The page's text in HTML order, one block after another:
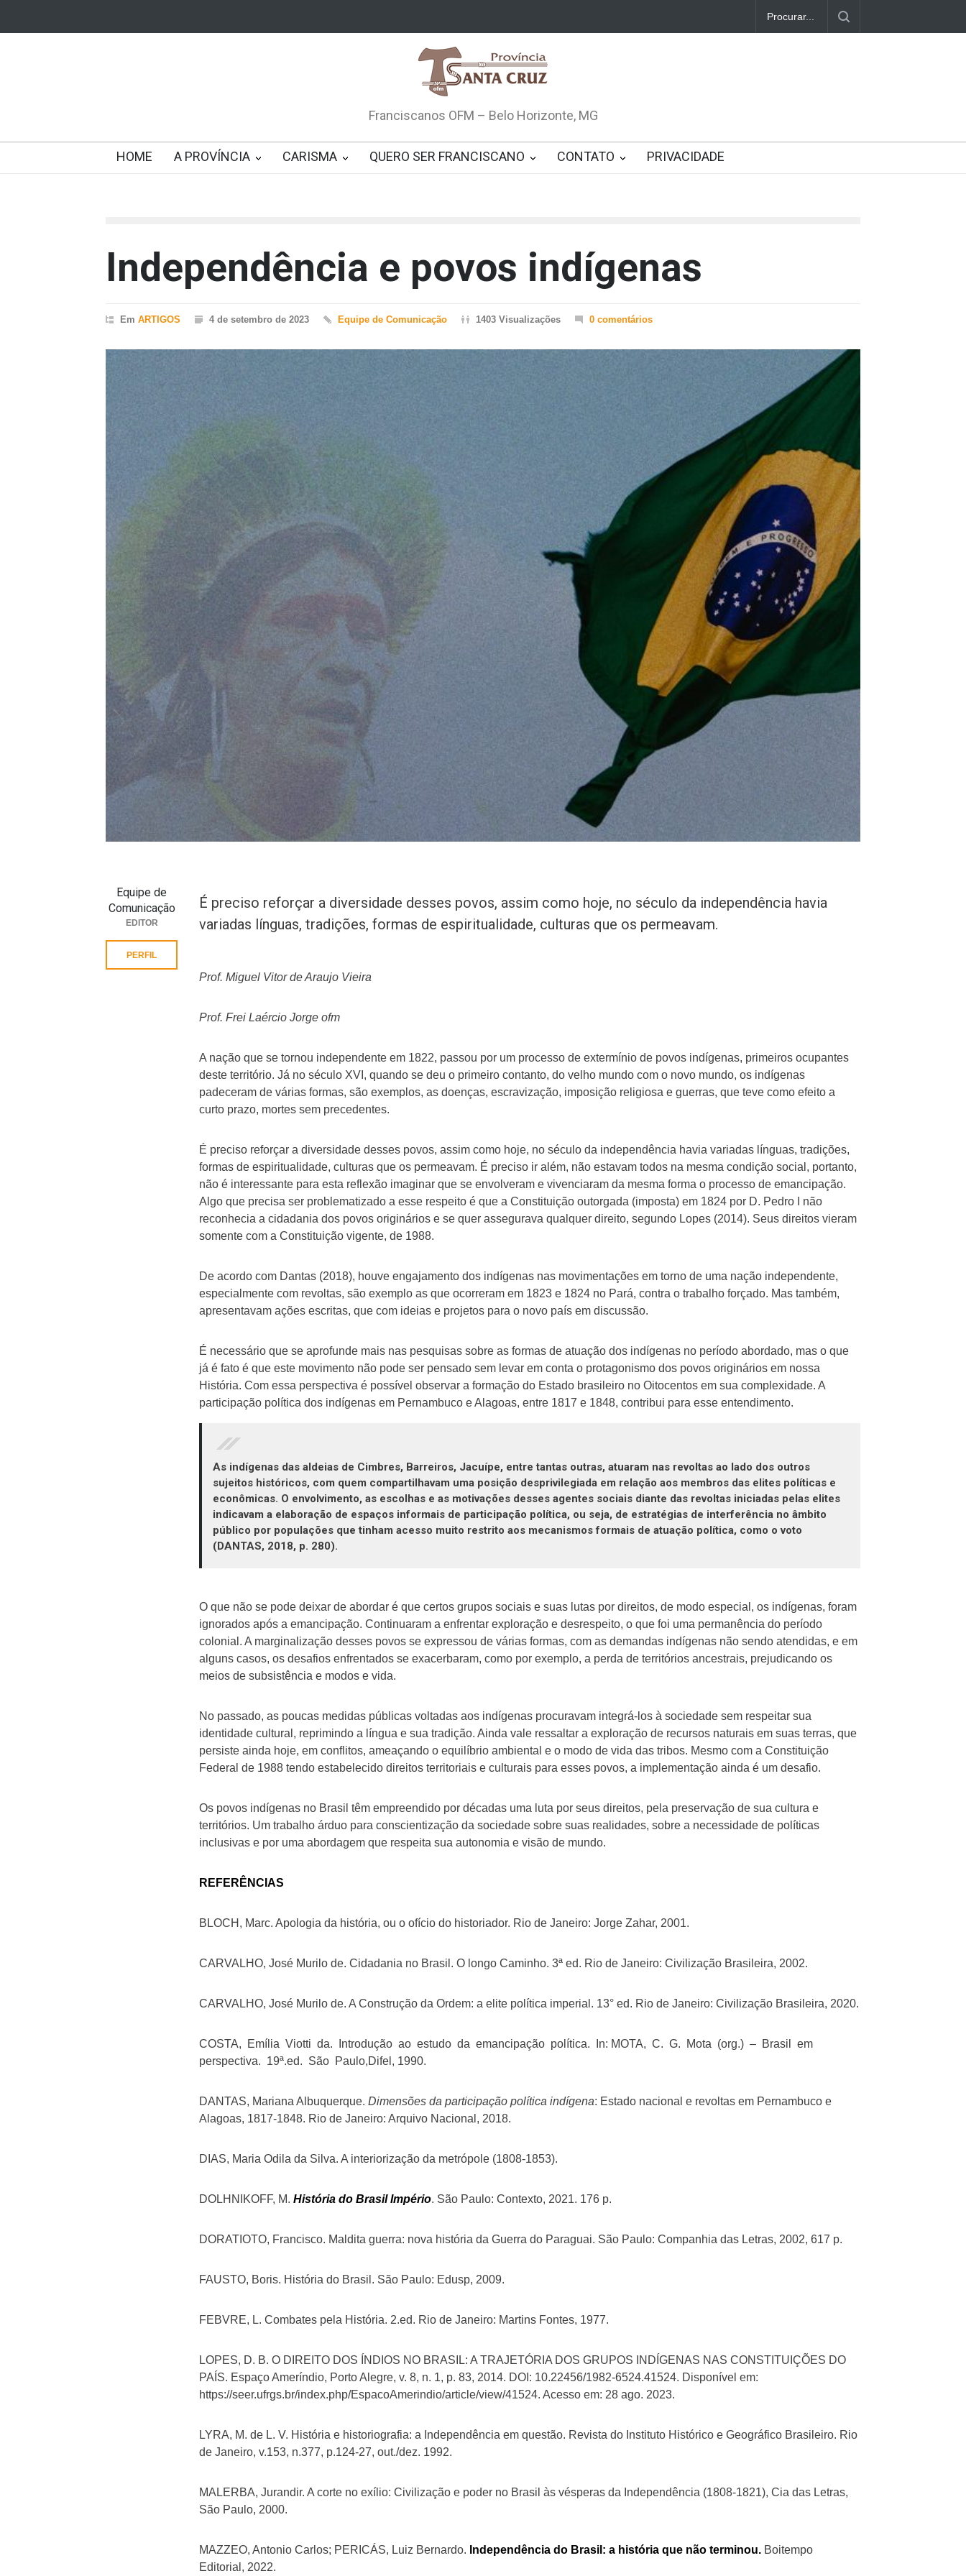
Franciscanos OFM – Belo Horizonte, MG
HOME A PROVÍNCIA CARISMA QUERO SER FRANCISCANO CONTATO PRIVACIDADE
Independência e povos indígenas
Em ARTIGOS 4 de setembro de 2023 Equipe de Comunicação 1403 Visualizações 0 comentários
É preciso reforçar a diversidade desses povos, assim como hoje, no século da independência havia
variadas línguas, tradições, formas de espiritualidade, culturas que os permeavam.
Prof. Miguel Vitor de Araujo Vieira
Prof. Frei Laércio Jorge ofm
A nação que se tornou independente em 1822, passou por um processo de extermínio de povos indígenas, primeiros ocupantes
deste território. Já no século XVI, quando se deu o primeiro contanto, do velho mundo com o novo mundo, os indígenas
padeceram de várias formas, são exemplos, as doenças, escravização, imposição religiosa e guerras, que teve como efeito a
curto prazo, mortes sem precedentes.
É preciso reforçar a diversidade desses povos, assim como hoje, no século da independência havia variadas línguas, tradições,
formas de espiritualidade, culturas que os permeavam. É preciso ir além, não estavam todos na mesma condição social, portanto,
não é interessante para esta reflexão imaginar que se envolveram e vivenciaram da mesma forma o processo de emancipação.
Algo que precisa ser problematizado a esse respeito é que a Constituição outorgada (imposta) em 1824 por D. Pedro I não
reconhecia a cidadania dos povos originários e se quer assegurava qualquer direito, segundo Lopes (2014). Seus direitos vieram
somente com a Constituição vigente, de 1988.
De acordo com Dantas (2018), houve engajamento dos indígenas nas movimentações em torno de uma nação independente,
especialmente com revoltas, são exemplo as que ocorreram em 1823 e 1824 no Pará, contra o trabalho forçado. Mas também,
apresentavam ações escritas, que com ideias e projetos para o novo país em discussão.
É necessário que se aprofunde mais nas pesquisas sobre as formas de atuação dos indígenas no período abordado, mas o que
já é fato é que este movimento não pode ser pensado sem levar em conta o protagonismo dos povos originários em nossa
História. Com essa perspectiva é possível observar a formação do Estado brasileiro no Oitocentos em sua complexidade. A
participação política dos indígenas em Pernambuco e Alagoas, entre 1817 e 1848, contribui para esse entendimento.
As indígenas das aldeias de Cimbres, Barreiros, Jacuípe, entre tantas outras, atuaram nas revoltas ao lado dos outros
sujeitos históricos, com quem compartilhavam uma posição desprivilegiada em relação aos membros das elites políticas e
econômicas. O envolvimento, as escolhas e as motivações desses agentes sociais diante das revoltas iniciadas pelas elites
indicavam a elaboração de espaços informais de participação política, ou seja, de estratégias de interferência no âmbito
público por populações que tinham acesso muito restrito aos mecanismos formais de atuação política, como o voto
(DANTAS, 2018, p. 280).
O que não se pode deixar de abordar é que certos grupos sociais e suas lutas por direitos, de modo especial, os indígenas, foram
ignorados após a emancipação. Continuaram a enfrentar exploração e desrespeito, o que foi uma permanência do período
colonial. A marginalização desses povos se expressou de várias formas, com as demandas indígenas não sendo atendidas, e em
alguns casos, os desafios enfrentados se exacerbaram, como por exemplo, a perda de territórios ancestrais, prejudicando os
meios de subsistência e modos e vida.
No passado, as poucas medidas públicas voltadas aos indígenas procuravam integrá-los à sociedade sem respeitar sua
identidade cultural, reprimindo a língua e sua tradição. Ainda vale ressaltar a exploração de recursos naturais em suas terras, que
persiste ainda hoje, em conflitos, ameaçando o equilíbrio ambiental e o modo de vida das tribos. Mesmo com a Constituição
Federal de 1988 tendo estabelecido direitos territoriais e culturais para esses povos, a implementação ainda é um desafio.
Os povos indígenas no Brasil têm empreendido por décadas uma luta por seus direitos, pela preservação de sua cultura e
territórios. Um trabalho árduo para conscientização da sociedade sobre suas realidades, sobre a necessidade de políticas
inclusivas e por uma abordagem que respeita sua autonomia e visão de mundo.
REFERÊNCIAS
BLOCH, Marc. Apologia da história, ou o ofício do historiador. Rio de Janeiro: Jorge Zahar, 2001.
CARVALHO, José Murilo de. Cidadania no Brasil. O longo Caminho. 3ª ed. Rio de Janeiro: Civilização Brasileira, 2002.
CARVALHO, José Murilo de. A Construção da Ordem: a elite política imperial. 13° ed. Rio de Janeiro: Civilização Brasileira, 2020.
COSTA, Emília Viotti da. Introdução ao estudo da emancipação política. In: MOTA, C. G. Mota (org.) – Brasil em
perspectiva. 19ª.ed. São Paulo,Difel, 1990.
DANTAS, Mariana Albuquerque. Dimensões da participação política indígena: Estado nacional e revoltas em Pernambuco e
Alagoas, 1817-1848. Rio de Janeiro: Arquivo Nacional, 2018.
DIAS, Maria Odila da Silva. A interiorização da metrópole (1808-1853).
DOLHNIKOFF, M. História do Brasil Império. São Paulo: Contexto, 2021. 176 p.
DORATIOTO, Francisco. Maldita guerra: nova história da Guerra do Paraguai. São Paulo: Companhia das Letras, 2002, 617 p.
FAUSTO, Boris. História do Brasil. São Paulo: Edusp, 2009.
FEBVRE, L. Combates pela História. 2.ed. Rio de Janeiro: Martins Fontes, 1977.
LOPES, D. B. O DIREITO DOS ÍNDIOS NO BRASIL: A TRAJETÓRIA DOS GRUPOS INDÍGENAS NAS CONSTITUIÇÕES DO
PAÍS. Espaço Ameríndio, Porto Alegre, v. 8, n. 1, p. 83, 2014. DOI: 10.22456/1982-6524.41524. Disponível em:
https://seer.ufrgs.br/index.php/EspacoAmerindio/article/view/41524. Acesso em: 28 ago. 2023.
LYRA, M. de L. V. História e historiografia: a Independência em questão. Revista do Instituto Histórico e Geográfico Brasileiro. Rio
de Janeiro, v.153, n.377, p.124-27, out./dez. 1992.
MALERBA, Jurandir. A corte no exílio: Civilização e poder no Brasil às vésperas da Independência (1808-1821), Cia das Letras,
São Paulo, 2000.
MAZZEO, Antonio Carlos; PERICÁS, Luiz Bernardo. Independência do Brasil: a história que não terminou. Boitempo
Editorial, 2022.
Equipe de
Comunicação
EDITOR
PERFIL